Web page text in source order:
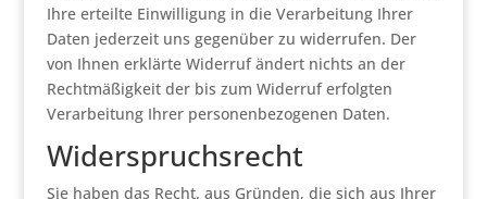
Ihre erteilte Einwilligung in die Verarbeitung Ihrer
Daten jederzeit uns gegenüber zu widerrufen. Der
von Ihnen erklärte Widerruf ändert nichts an der
Rechtmäßigkeit der bis zum Widerruf erfolgten
Verarbeitung Ihrer personenbezogenen Daten.
Widerspruchsrecht
Sie haben das Recht, aus Gründen, die sich aus Ihrer